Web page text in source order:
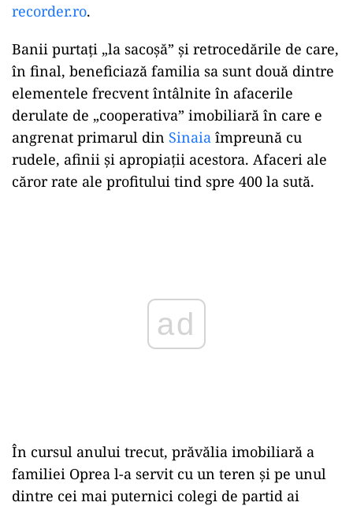
recorder.ro.
Banii purtați „la sacoșă” și retrocedările de care,
în final, beneficiază familia sa sunt două dintre
elementele frecvent întâlnite în afacerile
derulate de „cooperativa” imobiliară în care e
angrenat primarul din Sinaia împreună cu
rudele, afinii și apropiații acestora. Afaceri ale
căror rate ale profitului tind spre 400 la sută.
ad
În cursul anului trecut, prăvălia imobiliară a
familiei Oprea l-a servit cu un teren și pe unul
dintre cei mai puternici colegi de partid ai